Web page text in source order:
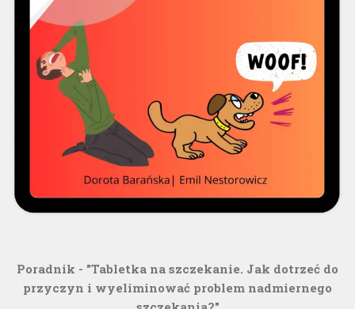
Poradnik - "Tabletka na szczekanie. Jak dotrzeć do
przyczyn i wyeliminować problem nadmiernego